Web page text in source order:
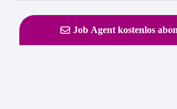
Job Agent kostenlos